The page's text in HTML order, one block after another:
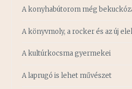
A konyhabútorom még
A könyvmoly, a rocker és az új
A kultúrkocsma gyermekei
A laprugó is lehet művészet